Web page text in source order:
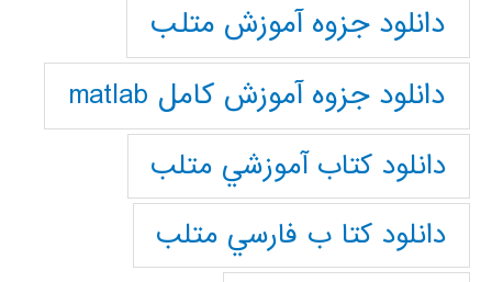
دانلود جزوه آموزش متلب
دانلود جزوه آموزش کامل matlab
دانلود كتاب آموزشي متلب
دانلود كتا ب فارسي متلب